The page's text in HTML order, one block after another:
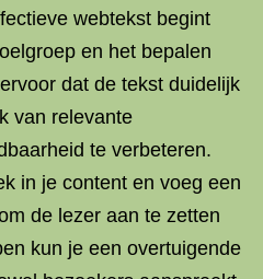
webtekst begint
en het bepalen
dat de tekst duidelijk
van relevante
te verbeteren.
in je content en voeg een
de lezer aan te zetten
kun je een overtuigende